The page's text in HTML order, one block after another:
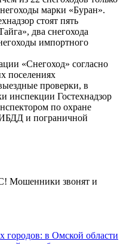
марки «Буран».
стоят пять
два снегохода
импортного
«Снегоход» согласно
поселениях
проверки, в
инспекции Гостехнадзор
по охране
и пограничной
звонят и
городов: в Омской области